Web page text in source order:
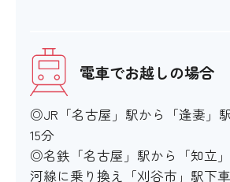
電車でお越しの場合
◎JR「名古屋」駅から「逢妻」
15分
◎名鉄「名古屋」駅から「知立
河線に乗り換え「刈谷市」駅下